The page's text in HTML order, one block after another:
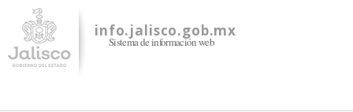
contenido
principal
info.jalisco.gob.mx
Sistema de información web